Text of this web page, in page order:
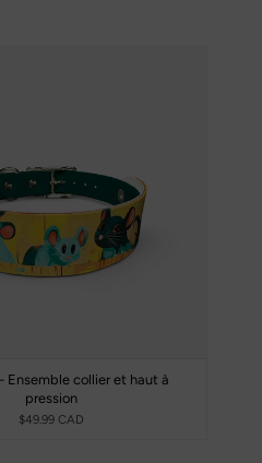
Ensemble collier et haut à
pression
$49.99 CAD